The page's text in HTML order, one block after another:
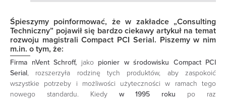
Śpieszymy poinformować, że w zakładce „Consulting
Techniczny” pojawił się bardzo ciekawy artykuł na temat
rozwoju magistrali Compact PCI Serial. Piszemy w nim
m.in. o tym, że:
Firma nVent Schroff, jakopionier w środowisku Compact PCI
Serial, rozszerzyła rodzinę tych produktów, aby zaspokoić
wszystkie potrzeby i możliwości użyteczności w ramach tego
nowego standardu. Kiedy w 1995 roku po raz